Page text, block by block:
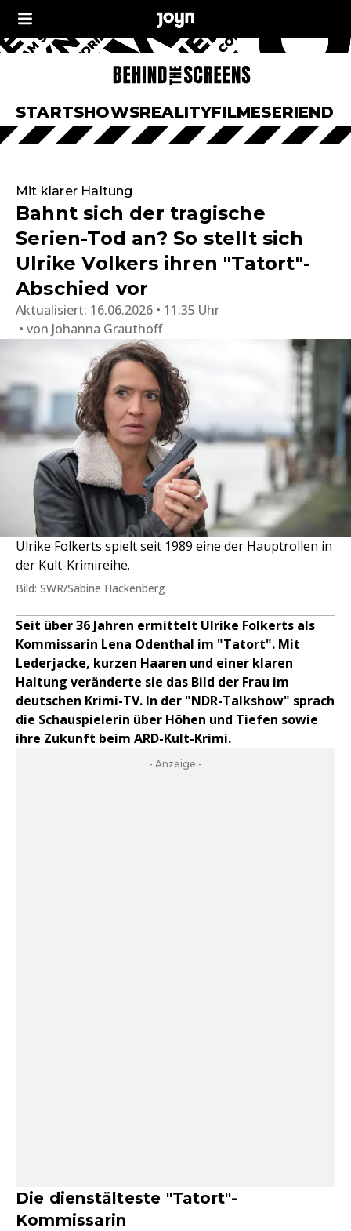
STARTSHOWSREALITYFILMESERIEN
Mit klarer Haltung
Bahnt sich der tragische
Serien-Tod an? So stellt sich
Ulrike Volkers ihren "Tatort"-
Abschied vor
Aktualisiert: 16.06.2026 • 11:35 Uhr
von Johanna Grauthoff
Ulrike Folkerts spielt seit 1989 eine der Hauptrollen in
der Kult-Krimireihe.
Bild: SWR/Sabine Hackenberg
Seit über 36 Jahren ermittelt Ulrike Folkerts als
Kommissarin Lena Odenthal im "Tatort". Mit
Lederjacke, kurzen Haaren und einer klaren
Haltung veränderte sie das Bild der Frau im
deutschen Krimi-TV. In der "NDR-Talkshow" sprach
die Schauspielerin über Höhen und Tiefen sowie
ihre Zukunft beim ARD-Kult-Krimi.
- Anzeige -
Die dienstälteste "Tatort"-
Kommissarin